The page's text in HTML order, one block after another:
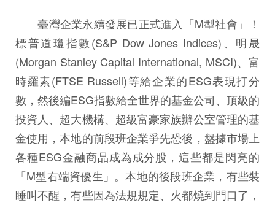
臺灣企業永續發展已正式進入「M型社會」！
標普道瓊指數(S&P Dow Jones Indices)、明晟
(Morgan Stanley Capital International, MSCI)、富
時羅素(FTSE Russell)等給企業的ESG表現打分
數，然後編ESG指數給全世界的基金公司、頂級的
投資人、超大機構、超級富豪家族辦公室管理的基
金使用，本地的前段班企業爭先恐後，盤據市場上
各種ESG金融商品成為成分股，這些都是閃亮的
「M型右端資優生」。本地的後段班企業，有些裝
睡叫不醒，有些因為法規規定、火都燒到門口了，